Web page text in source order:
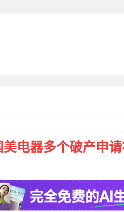
美电器多个破产申